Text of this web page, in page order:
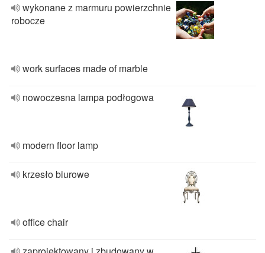
wykonane z marmuru powierzchnie
robocze
work surfaces made of marble
nowoczesna lampa podłogowa
modern floor lamp
krzesło biurowe
office chair